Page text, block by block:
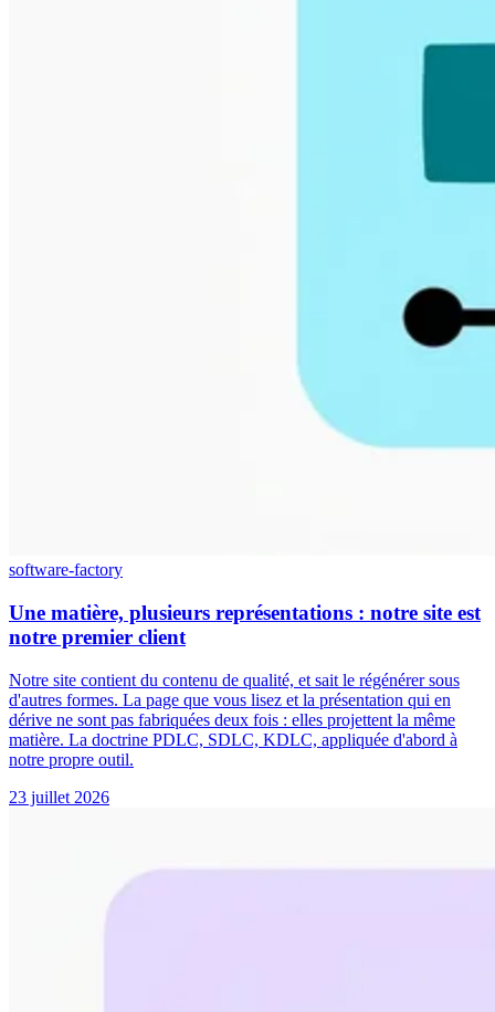
software-factory
Une matière, plusieurs représentations : notre site est
notre premier client
Notre site contient du contenu de qualité, et sait le régénérer sous
d'autres formes. La page que vous lisez et la présentation qui en
dérive ne sont pas fabriquées deux fois : elles projettent la même
matière. La doctrine PDLC, SDLC, KDLC, appliquée d'abord à
notre propre outil.
23 juillet 2026